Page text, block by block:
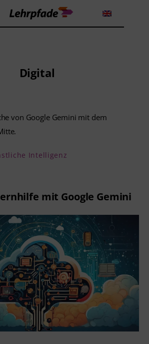
und Methoden
Digital
Intelligenz
mit Google Gemini